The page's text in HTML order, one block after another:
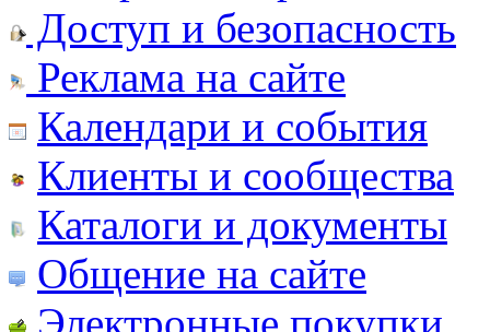
Доступ и безопасность
Реклама на сайте
Календари и события
Клиенты и сообщества
Каталоги и документы
Общение на сайте
Электронные покупки